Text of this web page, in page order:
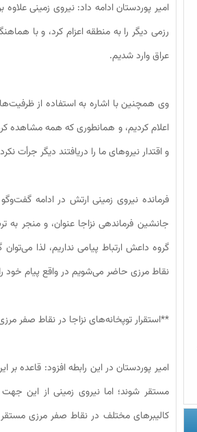
امیر پوردستان ادامه داد: نیروی زمینی
عراق وارد شدیم.
اعلام کردیم، و همانطوری که همه مشاهده
و اقتدار نیروهای ما را دریافتند دیگر جرأت
فرمانده نیروی زمینی ارتش در ادامه
جانشین فرماندهی نزاجا عنوان، و منجر
گروه داعش ارتباط پیامی نداریم، لذا
نقاط مرزی حاضر می‌شویم در واقع پیام خود
**استقرار توپخانه‌های نزاجا در نقاط صفر
امیر پوردستان در این رابطه افزود: قاعده
مستقر شوند؛ اما نیروی زمینی از این
کالیبرهای مختلف در نقاط صفر مرزی